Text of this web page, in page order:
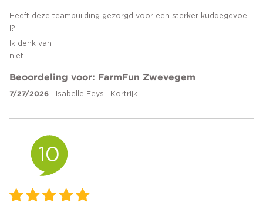
Heeft deze teambuilding gezorgd voor een sterker kuddegevoe
l?
Ik denk van
niet
Beoordeling voor: FarmFun Zwevegem
7/27/2026 Isabelle Feys , Kortrijk
10